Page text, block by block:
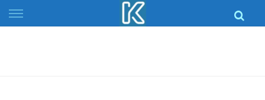
Skip
to